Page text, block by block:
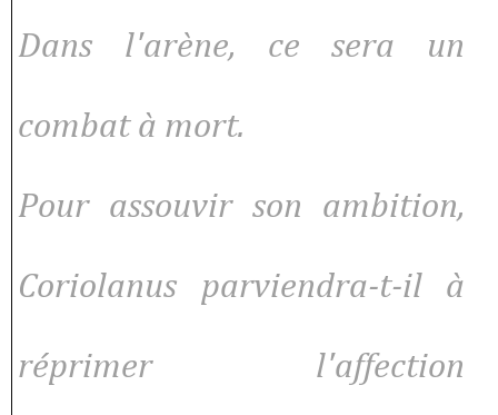
Dans l'arène, ce sera un
combat à mort.
Pour assouvir son ambition,
Coriolanus parviendra-t-il à
réprimer l'affection